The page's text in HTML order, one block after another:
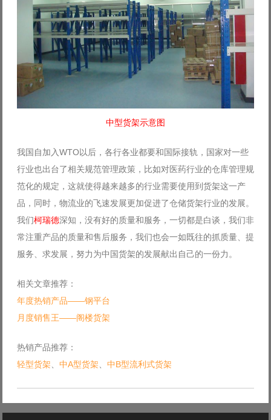
中型货架示意图
我国自加入WTO以后，各行各业都要和国际接轨，国家对一些
行业也出台了相关规范管理政策，比如对医药行业的仓库管理规
范化的规定，这就使得越来越多的行业需要使用到货架这一产
品，同时，物流业的飞速发展更加促进了仓储货架行业的发展。
我们柯瑞德深知，没有好的质量和服务，一切都是白谈，我们非
常注重产品的质量和售后服务，我们也会一如既往的抓质量、提
服务、求发展，努力为中国货架的发展献出自己的一份力。
相关文章推荐：
年度热销产品——钢平台
月度销售王——阁楼货架
热销产品推荐：
轻型货架、 中A型货架、 中B型流利式货架